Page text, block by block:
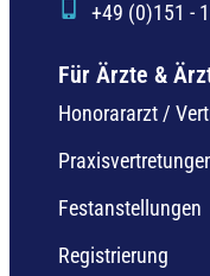
Für Ärzte &
Honorararzt /
Festanstellungen
Registrierung
+49 (0)151 -